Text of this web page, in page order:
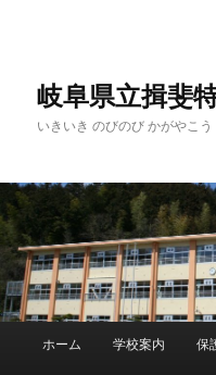
岐阜県立揖斐
いきいき のびのび かがやこう
メ
ホーム 学校案内 保